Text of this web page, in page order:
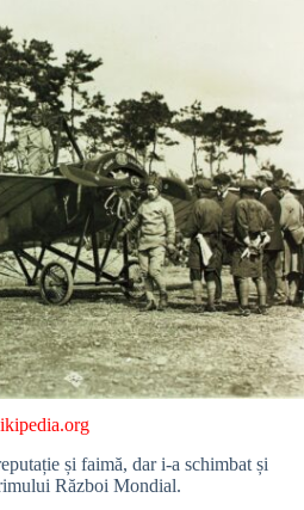
și faimă, dar i-a schimbat și
Război Mondial.